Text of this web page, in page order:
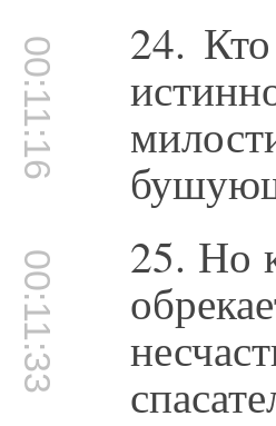
00:11:16 24.
00:11:33 25. Но